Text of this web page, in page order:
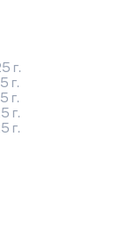
г.
г.
г.
г.
г.